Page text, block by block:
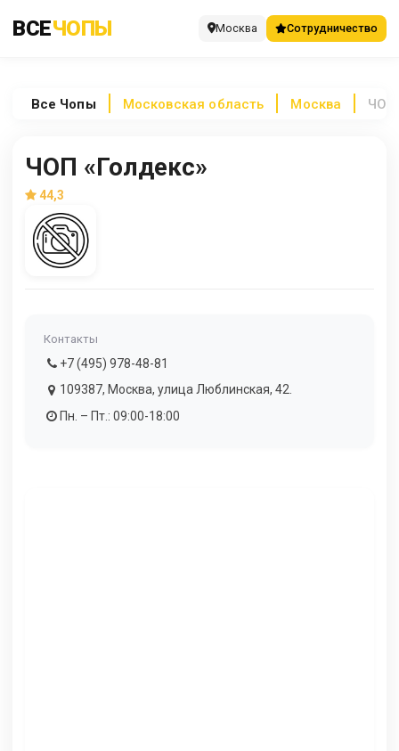
ВСЕЧОПЫ Москва Сотрудничество
Все Чопы Московская область Москва ЧОП
ЧОП «Голдекс»
44,3
Контакты
+7 (495) 978-48-81
109387, Москва, улица Люблинская, 42.
Пн. – Пт.: 09:00-18:00